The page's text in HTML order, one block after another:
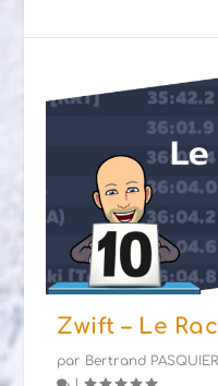
Zwift – Le
par Bertrand PASQUIER